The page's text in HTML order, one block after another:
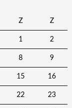
Z Z
1 2
8 9
15 16
22 23